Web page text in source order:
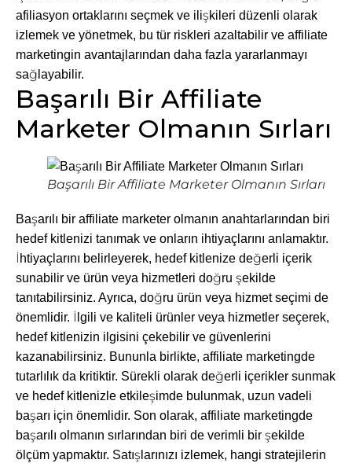
afiliasyon ortaklarını seçmek ve ilişkileri düzenli olarak
izlemek ve yönetmek, bu tür riskleri azaltabilir ve affiliate
marketingin avantajlarından daha fazla yararlanmayı
sağlayabilir.
Başarılı Bir Affiliate
Marketer Olmanın Sırları
Başarılı Bir Affiliate Marketer Olmanın Sırları
Başarılı bir affiliate marketer olmanın anahtarlarından biri
hedef kitlenizi tanımak ve onların ihtiyaçlarını anlamaktır.
İhtiyaçlarını belirleyerek, hedef kitlenize değerli içerik
sunabilir ve ürün veya hizmetleri doğru şekilde
tanıtabilirsiniz. Ayrıca, doğru ürün veya hizmet seçimi de
önemlidir. İlgili ve kaliteli ürünler veya hizmetler seçerek,
hedef kitlenizin ilgisini çekebilir ve güvenlerini
kazanabilirsiniz. Bununla birlikte, affiliate marketingde
tutarlılık da kritiktir. Sürekli olarak değerli içerikler sunmak
ve hedef kitlenizle etkileşimde bulunmak, uzun vadeli
başarı için önemlidir. Son olarak, affiliate marketingde
başarılı olmanın sırlarından biri de verimli bir şekilde
ölçüm yapmaktır. Satışlarınızı izlemek, hangi stratejilerin